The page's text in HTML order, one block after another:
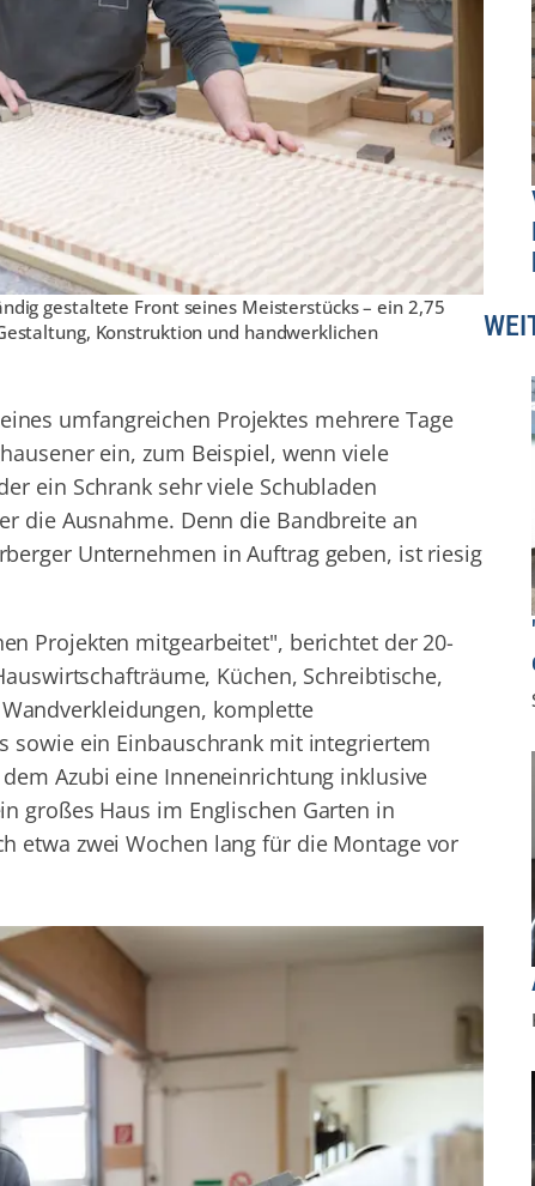
gestaltete Front seines Meisterstücks – ein 2,75
Konstruktion und handwerklichen
umfangreichen Projektes mehrere Tage
ein, zum Beispiel, wenn viele
ein Schrank sehr viele Schubladen
die Ausnahme. Denn die Bandbreite an
Unternehmen in Auftrag geben, ist riesig
Projekten mitgearbeitet", berichtet der 20-
Küchen, Schreibtische,
komplette
sowie ein Einbauschrank mit integriertem
Azubi eine Inneneinrichtung inklusive
großes Haus im Englischen Garten in
etwa zwei Wochen lang für die Montage vor